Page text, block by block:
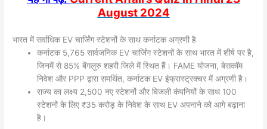
August 2024
भारत में सर्वाधिक EV चार्जिंग स्टेशनों के साथ कर्नाटक अग्रणी है
कर्नाटक 5,765 सार्वजनिक EV चार्जिंग स्टेशनों के साथ भारत में शीर्ष पर है,
जिनमें से 85% बेंगलुरु शहरी जिले में स्थित हैं। FAME योजना, बेसकॉम
निवेश और PPP द्वारा समर्थित, कर्नाटक EV इंफ्रास्ट्रक्चर में अग्रणी है।
राज्य का लक्ष्य 2,500 नए स्टेशनों और बिजली कंपनियों के साथ 100
स्टेशनों के लिए ₹35 करोड़ के निवेश के साथ EV अपनाने को आगे बढ़ाना
है।